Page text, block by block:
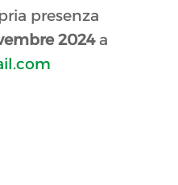
presenza
2024a